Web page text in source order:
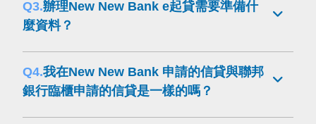
Q3.辦理New New Bank e起貸需要準備什
麼資料？
Q4.我在New New Bank 申請的信貸與聯邦
銀行臨櫃申請的信貸是一樣的嗎？